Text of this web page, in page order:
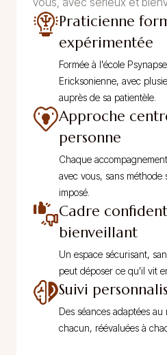
Praticienne
expérimentée
Formée à l'école
Ericksonienne, avec
auprès de sa patientèle.
Approche
personne
Chaque
avec vous, sans méthode
imposé.
Cadre
bienveillant
Un espace sécurisant,
peut déposer ce qu'il vit
Suivi
Des séances adaptées
chacun, réévaluées à